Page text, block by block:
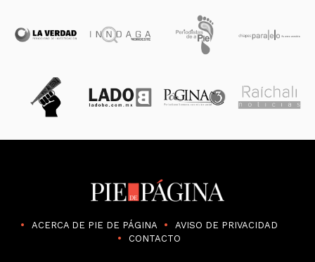
ACERCA DE PIE DE PÁGINA
AVISO DE PRIVACIDAD
CONTACTO